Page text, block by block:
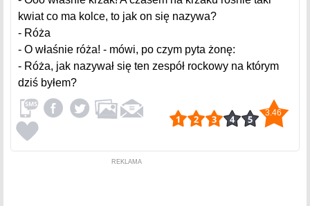
kwiat co ma kolce, to jak on się nazywa?
- Róża
- O właśnie róża! - mówi, po czym pyta żonę:
- Róża, jak nazywał się ten zespół rockowy na którym
dziś byłem?
3.46
REKLAMA